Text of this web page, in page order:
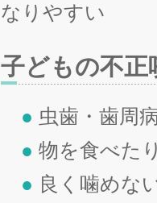
なりやすい
子どもの不
● 虫歯・歯周
● 物を食べた
● 良く噛めな